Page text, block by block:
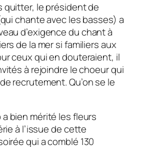
quitter, le président de
chante avec les basses) a
d’exigence du chant à
de la mer si familiers aux
ceux qui en douteraient, il
à rejoindre le choeur qui
recrutement. Qu’on se le
a bien mérité les fleurs
à l’issue de cette
qui a comblé 130